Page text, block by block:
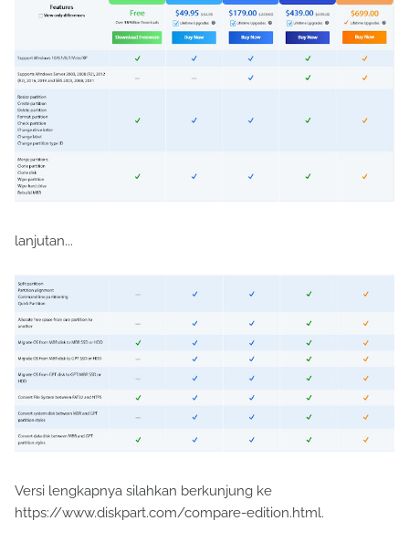
lanjutan...
Versi lengkapnya silahkan berkunjung ke
https://www.diskpart.com/compare-edition.html.